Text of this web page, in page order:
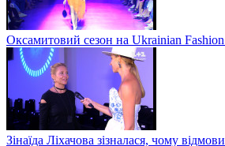
Оксамитовий сезон на Ukrainian
Зінаїда Ліхачова зізналася, чому